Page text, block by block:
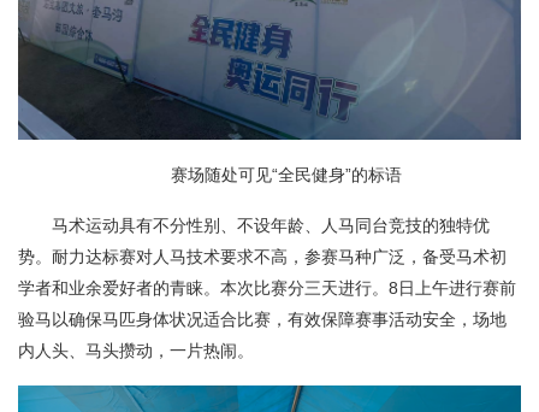
赛场随处可见“全民健身”的标语
马术运动具有不分性别、不设年龄、人马同台竞技的独特优
势。耐力达标赛对人马技术要求不高，参赛马种广泛，备受马术初
学者和业余爱好者的青睐。本次比赛分三天进行。8日上午进行赛前
验马以确保马匹身体状况适合比赛，有效保障赛事活动安全，场地
内人头、马头攒动，一片热闹。